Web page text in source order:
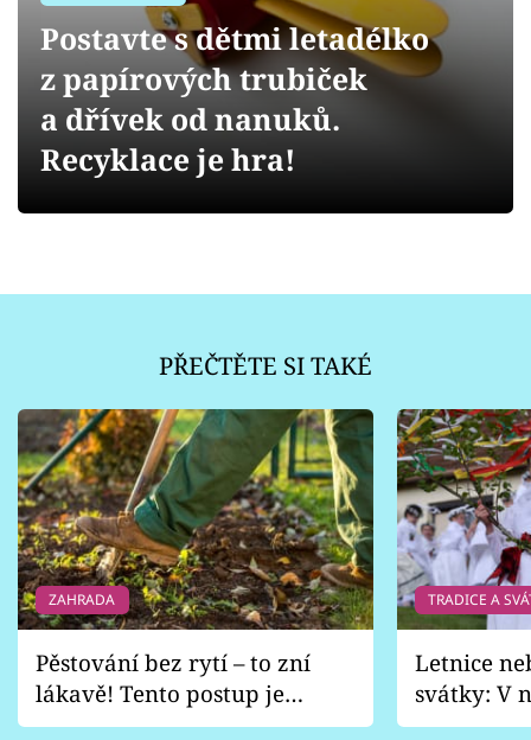
Přihlášení
Sledujte nás
Postavte s dětmi letadélko
z papírových trubiček
a dřívek od nanuků.
Recyklace je hra!
PŘEČTĚTE SI TAKÉ
ZAHRADA
Pěstování bez rytí – to zní
lákavě! Tento postup je
vhodný jen pro některé
TRADICE A
Letnice
svátky: V
pondělí